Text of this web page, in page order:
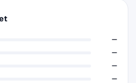
—
—
—
—